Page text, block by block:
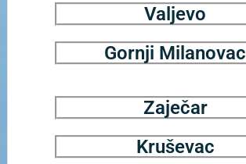
Valjevo
Gornji Milanovac
Zaječar
Kruševac